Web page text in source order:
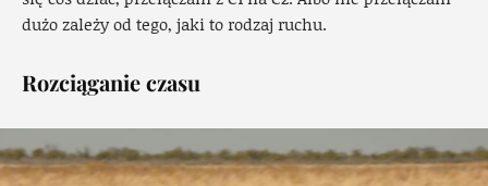
dużo zależy od tego, jaki to rodzaj ruchu.
Rozciąganie czasu